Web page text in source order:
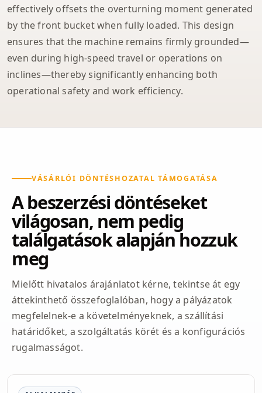
effectively offsets the overturning moment generated
by the front bucket when fully loaded. This design
ensures that the machine remains firmly grounded—
even during high-speed travel or operations on
inclines—thereby significantly enhancing both
operational safety and work efficiency.
VÁSÁRLÓI DÖNTÉSHOZATAL TÁMOGATÁSA
A beszerzési döntéseket
világosan, nem pedig
találgatások alapján hozzuk
meg
Mielőtt hivatalos árajánlatot kérne, tekintse át egy
áttekinthető összefoglalóban, hogy a pályázatok
megfelelnek-e a követelményeknek, a szállítási
határidőket, a szolgáltatás körét és a konfigurációs
rugalmasságot.